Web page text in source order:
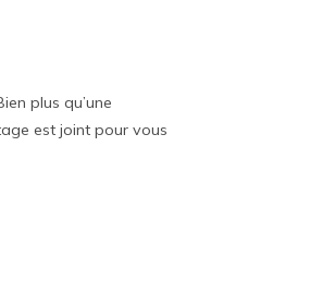
plus qu’une
est joint pour vous